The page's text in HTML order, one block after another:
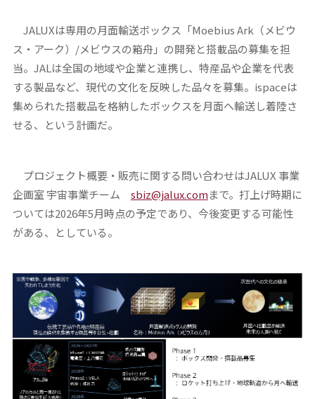
JALUXは専用の月面輸送ボックス「Moebius Ark（メビウ
ス・アーク）/メビウスの箱舟」の開発と搭載品の募集を担
当。JALは全国の地域や企業と連携し、特産品や企業を代表
する製品など、現代の文化を反映した品々を募集。ispaceは
集められた搭載品を格納したボックスを月面へ輸送し着陸さ
せる、という計画だ。
プロジェクト概要・販売に関する問い合わせはJALUX 事業
企画室 宇宙事業チーム sbiz@jalux.comまで。打上げ時期に
ついては2026年5月時点の予定であり、今後変更する可能性
がある、としている。